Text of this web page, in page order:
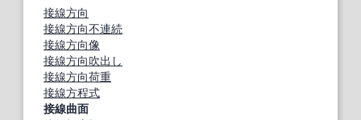
接線方向
接線方向不連続
接線方向像
接線方向吹出し
接線方向荷重
接線方程式
接線曲面